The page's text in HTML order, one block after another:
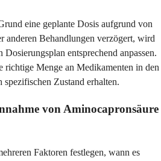
eine geplante Dosis aufgrund von
anderen Behandlungen verzögert, wird
entsprechend anpassen.
richtige Menge an Medikamenten in den
Zustand erhalten.
von Aminocapronsäure
Faktoren festlegen, wann es